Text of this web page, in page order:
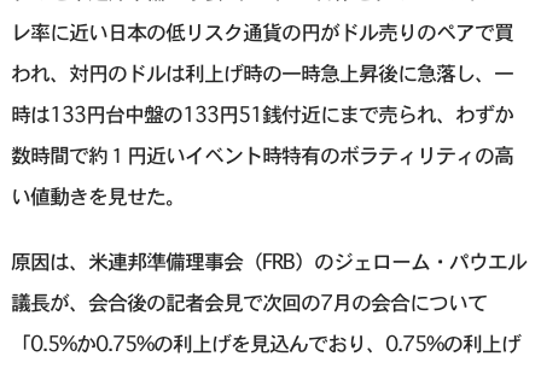
レ率に近い日本の低リスク通貨の円がドル売りのペアで買
われ、対円のドルは利上げ時の一時急上昇後に急落し、一
時は133円台中盤の133円51銭付近にまで売られ、わずか
数時間で約１円近いイベント時特有のボラティリティの高
い値動きを見せた。
原因は、米連邦準備理事会（FRB）のジェローム・パウエル
議長が、会合後の記者会見で次回の7月の会合について
「0.5%か0.75%の利上げを見込んでおり、0.75%の利上げ